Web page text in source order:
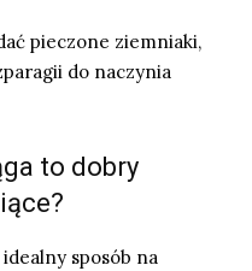
pieczone ziemniaki,
do naczynia
to dobry
sposób na